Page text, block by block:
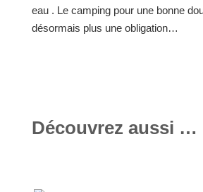
eau . Le camping pour une bonne
désormais plus une obligation…
Découvrez aussi …